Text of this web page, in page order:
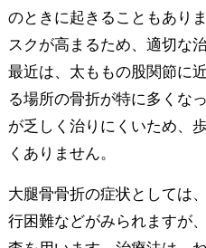
のときに起きることもあり
スクが高まるため、適切な
最近は、太ももの股関節に
る場所の骨折が特に多くな
が乏しく治りにくいため、
くありません。
大腿骨骨折の症状としては
行困難などがみられますが